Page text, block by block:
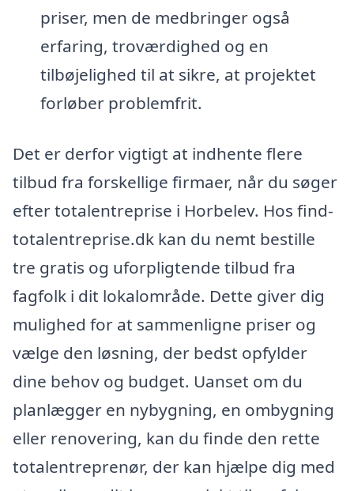
priser, men de medbringer også
erfaring, troværdighed og en
tilbøjelighed til at sikre, at projektet
forløber problemfrit.
Det er derfor vigtigt at indhente flere
tilbud fra forskellige firmaer, når du søger
efter totalentreprise i Horbelev. Hos find-
totalentreprise.dk kan du nemt bestille
tre gratis og uforpligtende tilbud fra
fagfolk i dit lokalområde. Dette giver dig
mulighed for at sammenligne priser og
vælge den løsning, der bedst opfylder
dine behov og budget. Uanset om du
planlægger en nybygning, en ombygning
eller renovering, kan du finde den rette
totalentreprenør, der kan hjælpe dig med